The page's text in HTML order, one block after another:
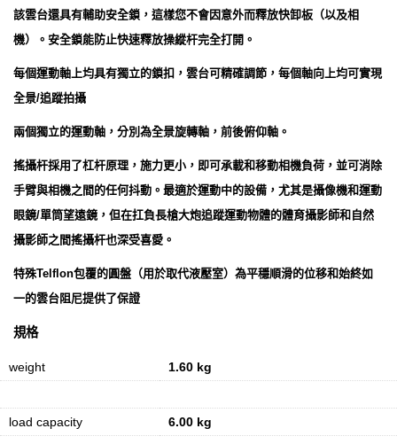
該雲台還具有輔助安全鎖，這樣您不會因意外而釋放快卸板（以及相
機）。安全鎖能防止快速釋放操縱杆完全打開。
每個運動軸上均具有獨立的鎖扣，雲台可精確調節，每個軸向上均可實現
全景/追蹤拍攝
兩個獨立的運動軸，分別為全景旋轉軸，前後俯仰軸。
搖攝杆採用了杠杆原理，施力更小，即可承載和移動相機負荷，並可消除
手臂與相機之間的任何抖動。最適於運動中的設備，尤其是攝像機和運動
眼鏡/單筒望遠鏡，但在扛負長槍大炮追蹤運動物體的體育攝影師和自然
攝影師之間搖攝杆也深受喜愛。
特殊Telflon包覆的圓盤（用於取代液壓室）為平穩順滑的位移和始終如
一的雲台阻尼提供了保證
規格
weight 1.60 kg
load capacity 6.00 kg